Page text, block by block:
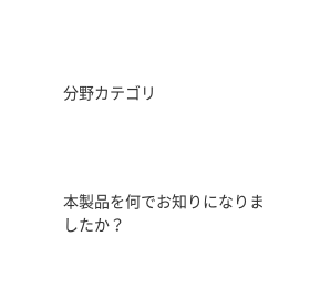
分野カテゴリ
本製品を何でお知りになりま
したか？